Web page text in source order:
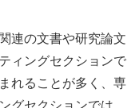
連の文書や研究論文
ィングセクションで
れることが多く、専